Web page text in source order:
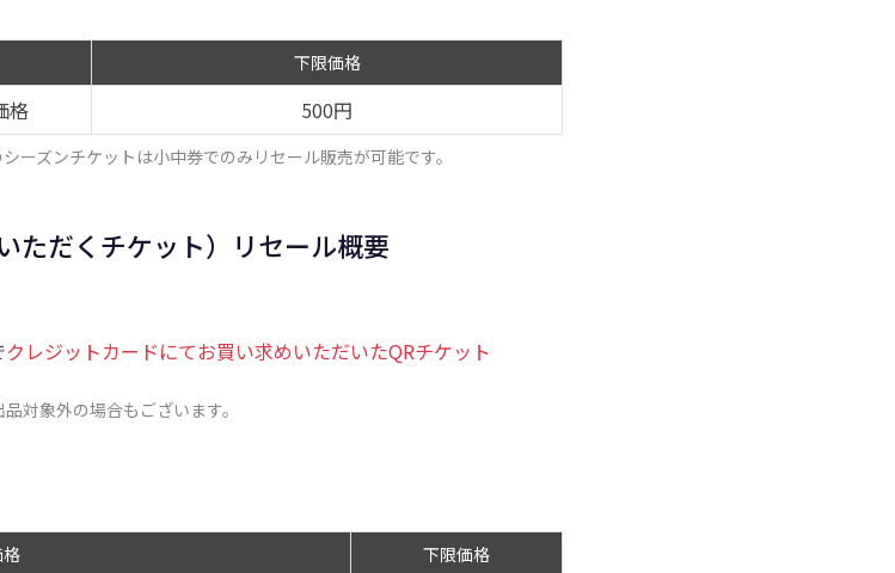
下限価格
格 500円
ズンチケットは小中券でのみリセール販売が可能です。
ただくチケット）リセール概要
クレジットカードにてお買い求めいただいたQRチケット
対象外の場合もございます。
下限価格